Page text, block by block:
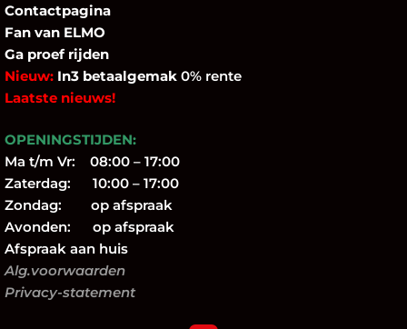
Contactpagina
Fan van ELMO
Ga proef rijden
Nieuw: In3 betaalgemak 0% rente
Laatste nieuws!
OPENINGSTIJDEN:
Ma t/m Vr: 08:00 – 17:00
Zaterdag: 10:00 – 17:00
Zondag: op afspraak
Avonden: op afspraak
Afspraak aan huis
Alg.voorwaarden
Privacy-statement